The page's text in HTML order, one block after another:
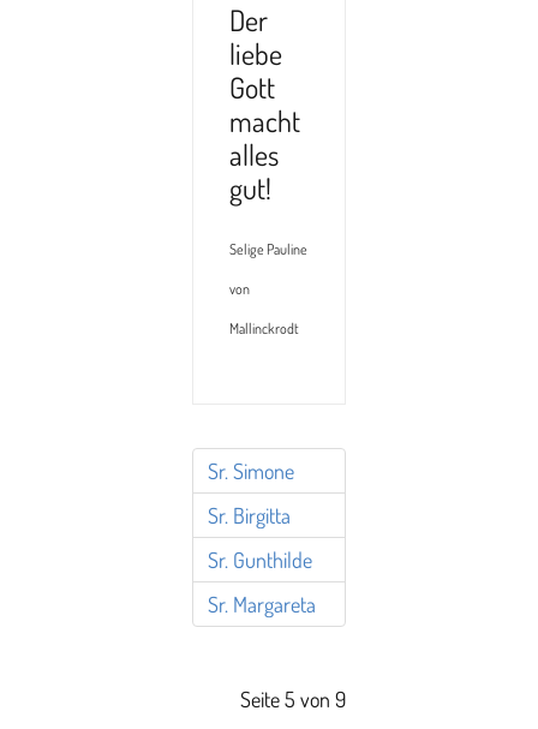
Der
liebe
Gott
macht
alles
gut!
Selige Pauline
von
Mallinckrodt
Sr. Simone
Sr. Birgitta
Sr. Gunthilde
Sr. Margareta
Seite 5 von 9